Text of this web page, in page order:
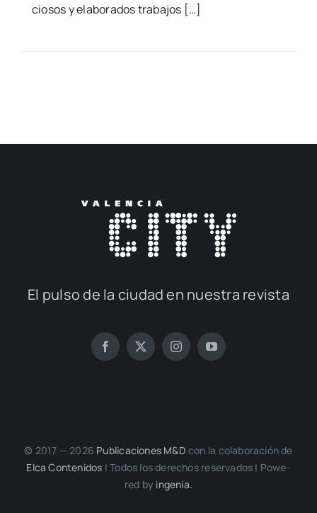
cio­sos y ela­bo­ra­dos tra­ba­jos […]
El pul­so de la ciu­dad en nues­tra revis­ta
© 2017 — 2026 Publi­ca­cio­nes M&D con la cola­bo­ra­ción de
Elca Con­te­ni­dos | Todos los dere­chos reser­va­dos | Powe­
red by inge­nia.